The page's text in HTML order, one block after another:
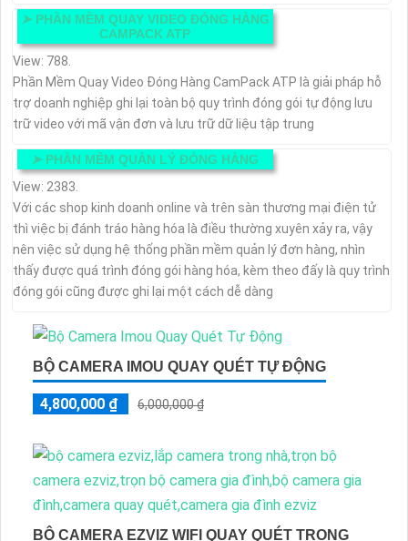
➤ PHẦN MỀM QUAY VIDEO ĐÓNG HÀNG
CAMPACK ATP
View: 788.
Phần Mềm Quay Video Đóng Hàng CamPack ATP là giải pháp hỗ
trợ doanh nghiệp ghi lại toàn bộ quy trình đóng gói tự động lưu
trữ video với mã vận đơn và lưu trữ dữ liệu tập trung
➤ PHẦN MỀM QUẢN LÝ ĐÓNG HÀNG
View: 2383.
Với các shop kinh doanh online và trên sàn thương mại điện tử
thì việc bị đánh tráo hàng hóa là điều thường xuyên xảy ra, vậy
nên việc sử dụng hệ thống phần mềm quản lý đơn hàng, nhìn
thấy được quá trình đóng gói hàng hóa, kèm theo đấy là quy trình
đóng gói cũng được ghi lại một cách dễ dàng
BỘ CAMERA IMOU QUAY QUÉT TỰ ĐỘNG
4,800,000 ₫ 6,000,000 ₫
BỘ CAMERA EZVIZ WIFI QUAY QUÉT TRONG